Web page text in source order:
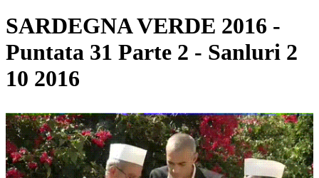
SARDEGNA VERDE 2016 -
Puntata 31 Parte 2 - Sanluri 2
10 2016